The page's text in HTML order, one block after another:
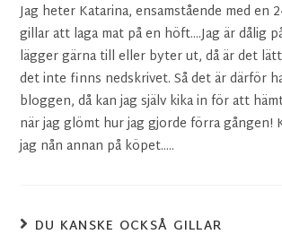
Jag heter Katarina, ensamstående med en
gillar att laga mat på en höft....Jag är dålig
lägger gärna till eller byter ut, då är det
det inte finns nedskrivet. Så det är därför
bloggen, då kan jag själv kika in för att
när jag glömt hur jag gjorde förra gången!
jag nån annan på köpet.....
DU KANSKE OCKSÅ GILLAR